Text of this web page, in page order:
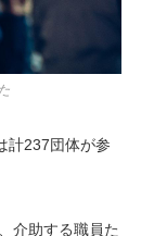
計237団体が参
介助する職員た